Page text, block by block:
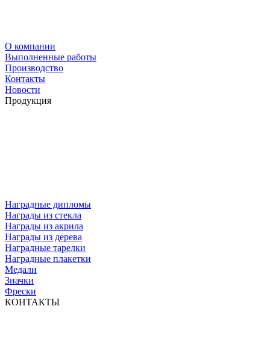
О компании
Выполненные работы
Производство
Контакты
Новости
Продукция
Наградные дипломы
Награды из стекла
Награды из акрила
Награды из дерева
Наградные тарелки
Наградные плакетки
Медали
Значки
Фрески
КОНТАКТЫ